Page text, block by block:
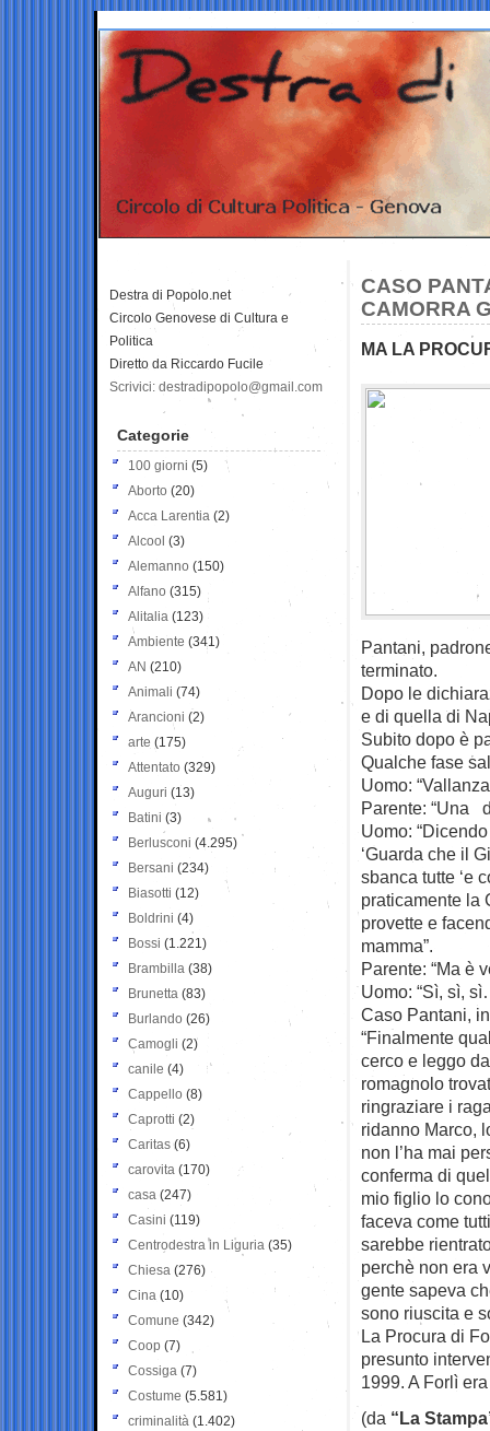
CASO
CAMORRA
MA LA
Pantani,
terminato.
Dopo le
e di quella di
Subito dopo è
Qualche fase
Uomo:
Parente: “Una
Uomo:
‘Guarda che il
sbanca tutte ‘e
praticamente la
provette e
mamma”.
Parente: “Ma è
Uomo: “Sì, sì,
Caso Pantani,
“Finalmente
cerco e leggo
romagnolo
ringraziare i
ridanno Marco,
non l’ha mai
conferma di
mio figlio lo
faceva come
sarebbe
perchè non era
gente sapeva
sono riuscita e
La Procura di
presunto
1999. A Forlì
(da “La
Destra di Popolo.net
Circolo Genovese di Cultura e
Politica
Diretto da Riccardo Fucile
Scrivici: destradipopolo@gmail.com
Categorie
100 giorni (5)
Aborto (20)
Acca Larentia (2)
Alcool (3)
Alemanno (150)
Alfano (315)
Alitalia (123)
Ambiente (341)
AN (210)
Animali (74)
Arancioni (2)
arte (175)
Attentato (329)
Auguri (13)
Batini (3)
Berlusconi (4.295)
Bersani (234)
Biasotti (12)
Boldrini (4)
Bossi (1.221)
Brambilla (38)
Brunetta (83)
Burlando (26)
Camogli (2)
canile (4)
Cappello (8)
Caprotti (2)
Caritas (6)
carovita (170)
casa (247)
Casini (119)
Centrodestra in Liguria (35)
Chiesa (276)
Cina (10)
Comune (342)
Coop (7)
Cossiga (7)
Costume (5.581)
criminalità (1.402)